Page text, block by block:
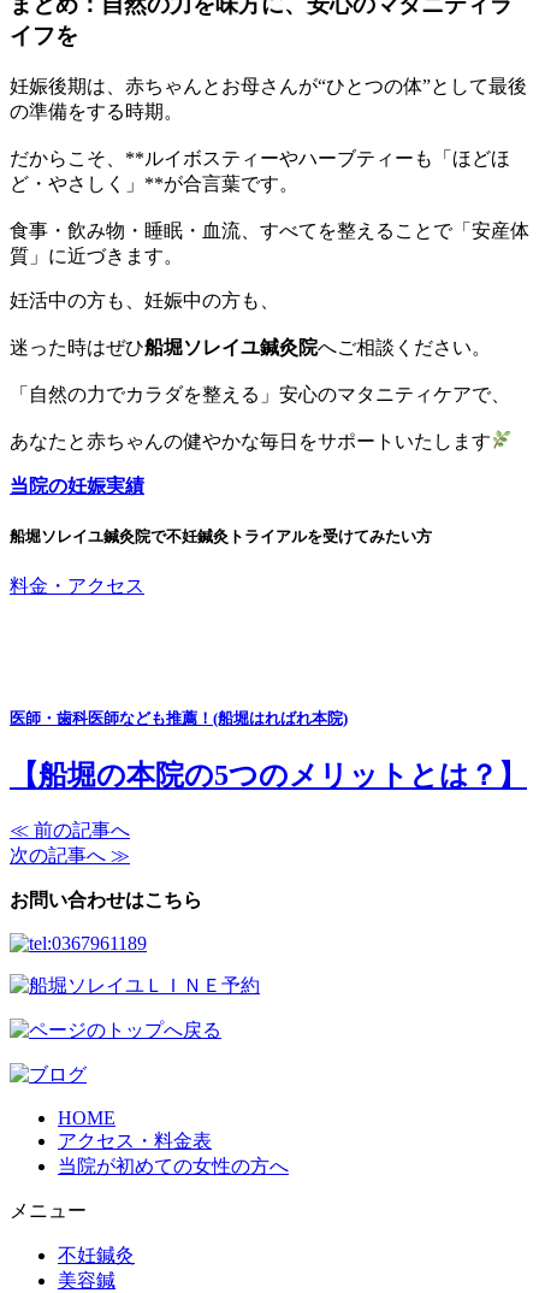
イフを
妊娠後期は、赤ちゃんとお母さんが“ひとつの体”として最後
の準備をする時期。
だからこそ、**ルイボスティーやハーブティーも「ほどほ
ど・やさしく」**が合言葉です。
食事・飲み物・睡眠・血流、すべてを整えることで「安産体
質」に近づきます。
妊活中の方も、妊娠中の方も、
迷った時はぜひ船堀ソレイユ鍼灸院へご相談ください。
「自然の力でカラダを整える」安心のマタニティケアで、
あなたと赤ちゃんの健やかな毎日をサポートいたします
当院の妊娠実績
船堀ソレイユ鍼灸院で不妊鍼灸トライアルを受けてみたい方
料金・アクセス
医師・歯科医師なども推薦！(船堀はればれ本院)
【船堀の本院の5つのメリットとは？】
≪ 前の記事へ
次の記事へ ≫
お問い合わせはこちら
HOME
アクセス・料金表
当院が初めての女性の方へ
メニュー
不妊鍼灸
美容鍼